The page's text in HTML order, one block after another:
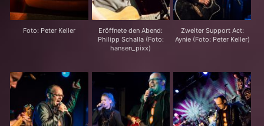
Foto: Peter Keller
Eröffnete den Abend:
Philipp Schalla (Foto:
hansen_pixx)
Zweiter Support Act:
Aynie (Foto: Peter Keller)